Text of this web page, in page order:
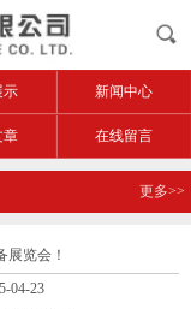
示 新闻中心
章 在线留言
更多>>
展览会！
04-23